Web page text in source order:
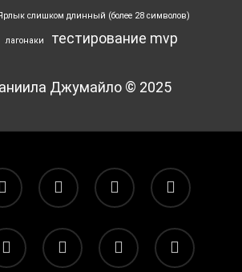
‎слишком длинный (более 28 символов)
лагонаки тестирование mvp
Джумайло © 2025
linkedin youtube flickr
telegram tiktok email